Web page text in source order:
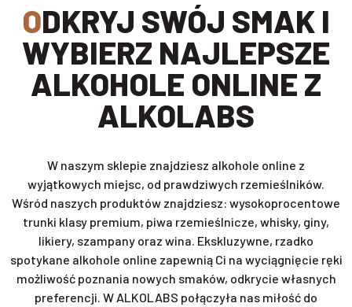
ODKRYJ SWÓJ SMAK I
WYBIERZ NAJLEPSZE
ALKOHOLE ONLINE Z
ALKOLABS
W naszym sklepie znajdziesz alkohole online z
wyjątkowych miejsc, od prawdziwych rzemieślników.
Wśród naszych produktów znajdziesz: wysokoprocentowe
trunki klasy premium, piwa rzemieślnicze, whisky, giny,
likiery, szampany oraz wina. Ekskluzywne, rzadko
spotykane alkohole online zapewnią Ci na wyciągnięcie ręki
możliwość poznania nowych smaków, odkrycie własnych
preferencji. W ALKOLABS połączyła nas miłość do